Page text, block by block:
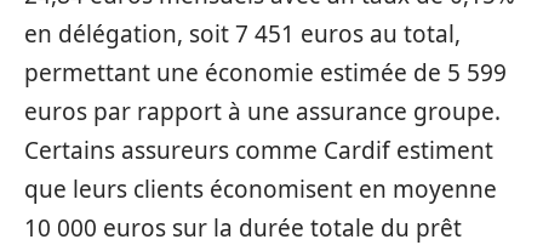
en délégation, soit 7 451 euros au total,
permettant une économie estimée de 5 599
euros par rapport à une assurance groupe.
Certains assureurs comme Cardif estiment
que leurs clients économisent en moyenne
10 000 euros sur la durée totale du prêt